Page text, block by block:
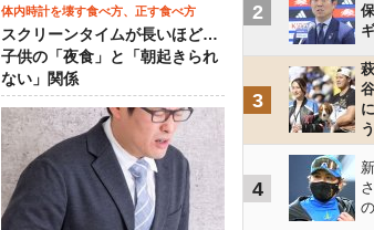
体内時計を壊す食べ方、正す食べ方
スクリーンタイムが長いほど…
子供の「夜食」と「朝起きられ
ない」関係
2
3
4